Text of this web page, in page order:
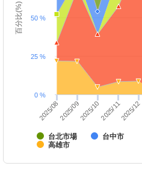
百分比(%)
台北市場 台中市
高雄市
2025/082025/092025/102025/112025/12
0 %
25 %
50 %